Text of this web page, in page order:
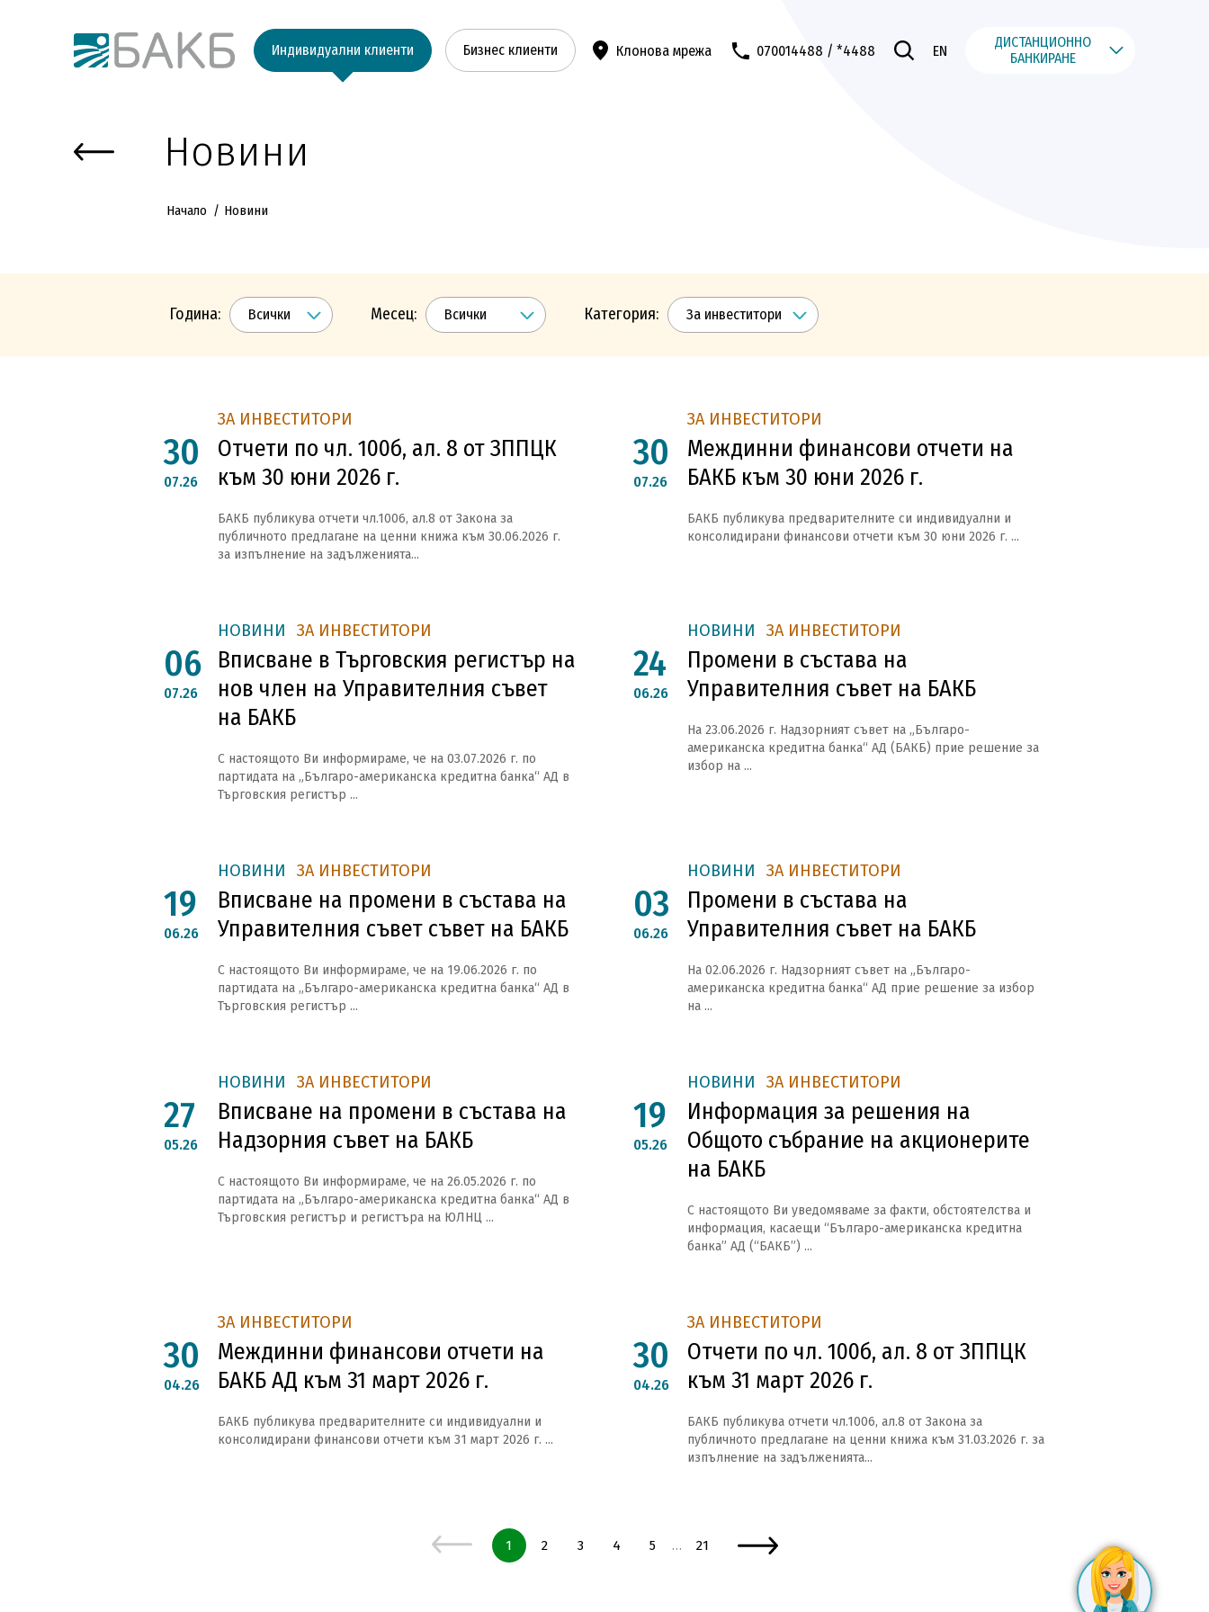
Индивидуални клиенти Бизнес клиенти Клонова мрежа 070014488 / *4488 EN
ДИСТАНЦИОННО
БАНКИРАНЕ
Новини
Начало Новини
Година: Месец: Категория:
ЗА ИНВЕСТИТОРИ
Отчети по чл. 100б, ал. 8 от ЗППЦК
към 30 юни 2026 г.
30
07.26
БАКБ публикува отчети чл.1006, ал.8 от Закона за
публичното предлагане на ценни книжа към 30.06.2026 г.
за изпълнение на задълженията...
ЗА ИНВЕСТИТОРИ
Междинни финансови отчети на
БАКБ към 30 юни 2026 г.
30
07.26
БАКБ публикува предварителните си индивидуални и
консолидирани финансови отчети към 30 юни 2026 г. ...
НОВИНИ ЗА ИНВЕСТИТОРИ
Вписване в Търговския регистър на
нов член на Управителния съвет
на БАКБ
06
07.26
С настоящото Ви информираме, че на 03.07.2026 г. по
партидата на „Българо-американска кредитна банка“ АД в
Търговския регистър ...
НОВИНИ ЗА ИНВЕСТИТОРИ
Промени в състава на
Управителния съвет на БАКБ
24
06.26
На 23.06.2026 г. Надзорният съвет на „Българо-
американска кредитна банка“ АД (БАКБ) прие решение за
избор на ...
НОВИНИ ЗА ИНВЕСТИТОРИ
Вписване на промени в състава на
Управителния съвет съвет на БАКБ
19
06.26
С настоящото Ви информираме, че на 19.06.2026 г. по
партидата на „Българо-американска кредитна банка“ АД в
Търговския регистър ...
НОВИНИ ЗА ИНВЕСТИТОРИ
Промени в състава на
Управителния съвет на БАКБ
03
06.26
На 02.06.2026 г. Надзорният съвет на „Българо-
американска кредитна банка“ АД прие решение за избор
на ...
НОВИНИ ЗА ИНВЕСТИТОРИ
Вписване на промени в състава на
Надзорния съвет на БАКБ
27
05.26
С настоящото Ви информираме, че на 26.05.2026 г. по
партидата на „Българо-американска кредитна банка“ АД в
Търговския регистър и регистъра на ЮЛНЦ ...
НОВИНИ ЗА ИНВЕСТИТОРИ
Информация за решения на
Общото събрание на акционерите
на БАКБ
19
05.26
С настоящото Ви уведомяваме за факти, обстоятелства и
информация, касаещи “Българо-американска кредитна
банка” АД (“БАКБ”) ...
ЗА ИНВЕСТИТОРИ
Междинни финансови отчети на
БАКБ АД към 31 март 2026 г.
30
04.26
БАКБ публикува предварителните си индивидуални и
консолидирани финансови отчети към 31 март 2026 г. ...
ЗА ИНВЕСТИТОРИ
Отчети по чл. 100б, ал. 8 от ЗППЦК
към 31 март 2026 г.
30
04.26
БАКБ публикува отчети чл.1006, ал.8 от Закона за
публичното предлагане на ценни книжа към 31.03.2026 г. за
изпълнение на задълженията...
Страница
1 Страница
2 Страница
3 Страница
4 Страница
5 … Страница
21